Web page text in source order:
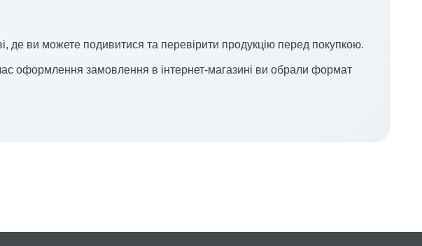
де ви можете подивитися та перевірити продукцію перед покупкою.
оформлення замовлення в інтернет-магазині ви обрали формат